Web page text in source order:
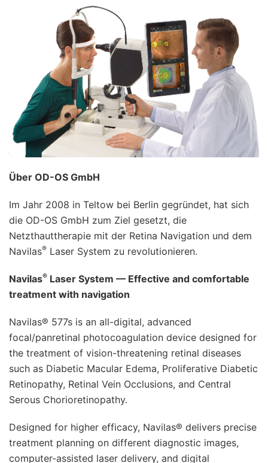
Über OD-OS GmbH
Im Jahr 2008 in Teltow bei Berlin gegründet, hat sich
die OD-OS GmbH zum Ziel gesetzt, die
Netzthauttherapie mit der Retina Navigation und dem
Navilas® Laser System zu revolutionieren.
Navilas® Laser System — Effective and comfortable
treatment with navigation
Navilas® 577s is an all-digital, advanced
focal/panretinal photocoagulation device designed for
the treatment of vision-threatening retinal diseases
such as Diabetic Macular Edema, Proliferative Diabetic
Retinopathy, Retinal Vein Occlusions, and Central
Serous Chorioretinopathy.
Designed for higher efficacy, Navilas® delivers precise
treatment planning on different diagnostic images,
computer-assisted laser delivery, and digital